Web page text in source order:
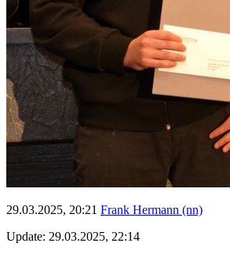
29.03.2025, 20:21 Frank Hermann (nn)
Update: 29.03.2025, 22:14